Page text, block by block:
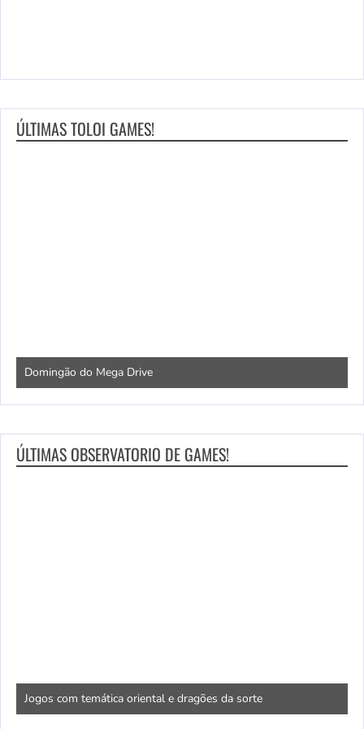
ÚLTIMAS TOLOI GAMES!
Domingão do Mega Drive
ÚLTIMAS OBSERVATORIO DE GAMES!
Jogos com temática oriental e dragões da sorte